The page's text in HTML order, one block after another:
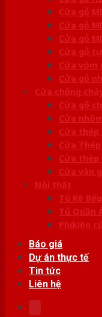
Cửa gỗ
Cửa gỗ
Cửa gỗ
Cửa gỗ
Cửa vòm
Cửa gỗ
Cửa chống
Cửa gỗ
Cửa
Cửa thép
Cửa
Cửa thép
Cửa vân
Nội thất
Tủ Kệ Bếp
Tủ Quần
Phụ kiện
Báo giá
Dự án thực tế
Tin tức
Liên hệ